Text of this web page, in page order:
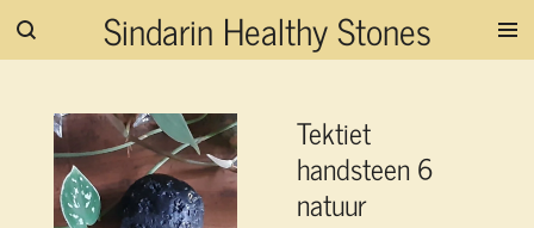
Ga
hoofdinhoud
Sindarin Healthy Stones
Tektiet
handsteen 6
natuur